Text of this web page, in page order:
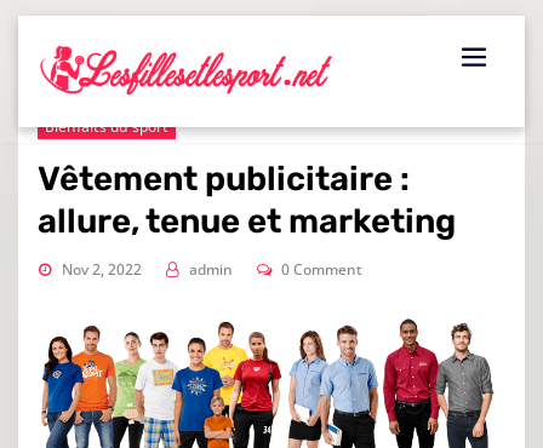
Skip
content
Bienfaits du sport
Vêtement publicitaire :
allure, tenue et marketing
Nov 2, 2022 admin 0 Comment